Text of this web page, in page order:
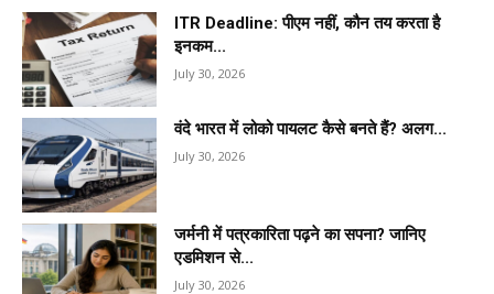
ITR Deadline: पीएम नहीं, कौन तय करता है
इनकम...
July 30, 2026
वंदे भारत में लोको पायलट कैसे बनते हैं? अलग...
July 30, 2026
जर्मनी में पत्रकारिता पढ़ने का सपना? जानिए
एडमिशन से...
July 30, 2026